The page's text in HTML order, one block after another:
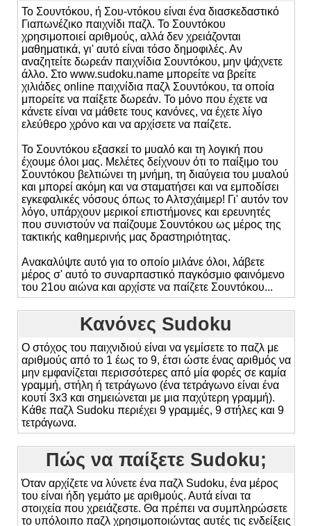
Το Σουντόκου, ή Σου-ντόκου είναι ένα διασκεδαστικό
Γιαπωνέζικο παιχνίδι παζλ. Το Σουντόκου
χρησιμοποιεί αριθμούς, αλλά δεν χρειάζονται
μαθηματικά, γι' αυτό είναι τόσο δημοφιλές. Αν
αναζητείτε δωρεάν παιχνίδια Σουντόκου, μην ψάχνετε
άλλο. Στο www.sudoku.name μπορείτε να βρείτε
χιλιάδες online παιχνίδια παζλ Σουντόκου, τα οποία
μπορείτε να παίξετε δωρεάν. Το μόνο που έχετε να
κάνετε είναι να μάθετε τους κανόνες, να έχετε λίγο
ελεύθερο χρόνο και να αρχίσετε να παίζετε.
Το Σουντόκου εξασκεί το μυαλό και τη λογική που
έχουμε όλοι μας. Μελέτες δείχνουν ότι το παίξιμο του
Σουντόκου βελτιώνει τη μνήμη, τη διαύγεια του μυαλού
και μπορεί ακόμη και να σταματήσει και να εμποδίσει
εγκεφαλικές νόσους όπως το Αλτσχάιμερ! Γι' αυτόν τον
λόγο, υπάρχουν μερικοί επιστήμονες και ερευνητές
που συνιστούν να παίζουμε Σουντόκου ως μέρος της
τακτικής καθημερινής μας δραστηριότητας.
Ανακαλύψτε αυτό για το οποίο μιλάνε όλοι, λάβετε
μέρος σ' αυτό το συναρπαστικό παγκόσμιο φαινόμενο
του 21ου αιώνα και αρχίστε να παίζετε Σουντόκου...
Κανόνες Sudoku
Ο στόχος του παιχνιδιού είναι να γεμίσετε το παζλ με
αριθμούς από το 1 έως το 9, έτσι ώστε ένας αριθμός να
μην εμφανίζεται περισσότερες από μία φορές σε καμία
γραμμή, στήλη ή τετράγωνο (ένα τετράγωνο είναι ένα
κουτί 3x3 και σημειώνεται με μια παχύτερη γραμμή).
Κάθε παζλ Sudoku περιέχει 9 γραμμές, 9 στήλες και 9
τετράγωνα.
Πώς να παίξετε Sudoku;
Όταν αρχίζετε να λύνετε ένα παζλ Sudoku, ένα μέρος
του είναι ήδη γεμάτο με αριθμούς. Αυτά είναι τα
στοιχεία που χρειάζεστε. Θα πρέπει να συμπληρώσετε
το υπόλοιπο παζλ χρησιμοποιώντας αυτές τις ενδείξεις